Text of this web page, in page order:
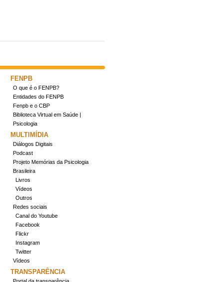
FENPB
O que é o FENPB?
Entidades do FENPB
Fenpb e o CBP
Biblioteca Virtual em Saúde |
Psicologia
MULTIMÍDIA
Diálogos Digitais
Podcast
Projeto Memórias da Psicologia
Brasileira
Livros
Vídeos
Outros
Redes sociais
Canal do Youtube
Facebook
Flickr
Instagram
Twitter
Vídeos
TRANSPARÊNCIA